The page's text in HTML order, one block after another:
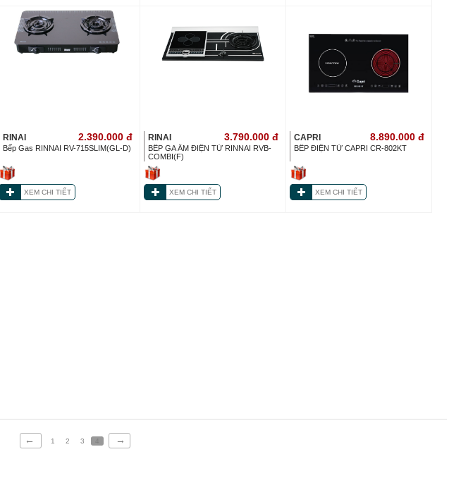
RINAI 2.390.000 đ
Bếp Gas RINNAI RV-715SLIM(GL-D)
XEM CHI TIẾT
RINAI 3.790.000 đ
BẾP GA ÂM ĐIỆN TỪ RINNAI RVB-
COMBI(F)
XEM CHI TIẾT
CAPRI 8.890.000 đ
BẾP ĐIỆN TỪ CAPRI CR-802KT
XEM CHI TIẾT
← 1 2 3 →